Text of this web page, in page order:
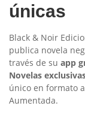
únicas
Black & Noir
publica novela
través de su app
Novelas
único en formato
Aumentada.